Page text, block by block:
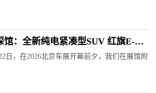
馆：全新纯电紧凑型SUV 红旗E-
息
日，在2026北京车展开幕前夕，我们在展馆附